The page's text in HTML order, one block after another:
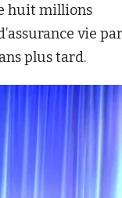
huit millions
vie par
plus tard.